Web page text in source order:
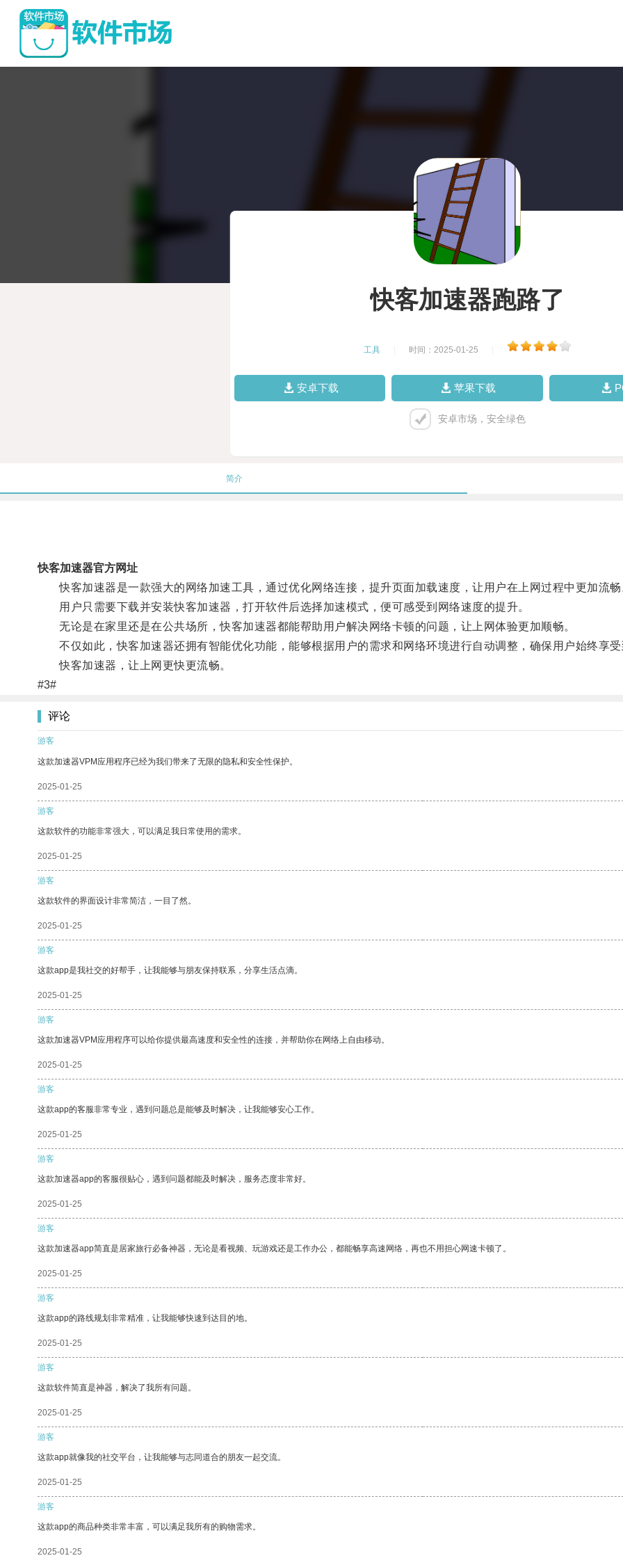
快客加速器跑路了
工具 时间：2025-01-25
安卓下载 苹果下载
安卓市场，安全绿色
简介
快客加速器官方网址
快客加速器是一款强大的网络加速工具，通过优化网络连接，提升页面加载速度，让用户在上网过程中更加流畅
用户只需要下载并安装快客加速器，打开软件后选择加速模式，便可感受到网络速度的提升。
无论是在家里还是在公共场所，快客加速器都能帮助用户解决网络卡顿的问题，让上网体验更加顺畅。
不仅如此，快客加速器还拥有智能优化功能，能够根据用户的需求和网络环境进行自动调整，确保用户始终享受
快客加速器，让上网更快更流畅。
#3#
评论
游客
这款加速器VPM应用程序已经为我们带来了无限的隐私和安全性保护。
2025-01-25
游客
这款软件的功能非常强大，可以满足我日常使用的需求。
2025-01-25
游客
这款软件的界面设计非常简洁，一目了然。
2025-01-25
游客
这款app是我社交的好帮手，让我能够与朋友保持联系，分享生活点滴。
2025-01-25
游客
这款加速器VPM应用程序可以给你提供最高速度和安全性的连接，并帮助你在网络上自由移动。
2025-01-25
游客
这款app的客服非常专业，遇到问题总是能够及时解决，让我能够安心工作。
2025-01-25
游客
这款加速器app的客服很贴心，遇到问题都能及时解决，服务态度非常好。
2025-01-25
游客
这款加速器app简直是居家旅行必备神器，无论是看视频、玩游戏还是工作办公，都能畅享高速网络，再也不用担心网速卡顿了。
2025-01-25
游客
这款app的路线规划非常精准，让我能够快速到达目的地。
2025-01-25
游客
这款软件简直是神器，解决了我所有问题。
2025-01-25
游客
这款app就像我的社交平台，让我能够与志同道合的朋友一起交流。
2025-01-25
游客
这款app的商品种类非常丰富，可以满足我所有的购物需求。
2025-01-25